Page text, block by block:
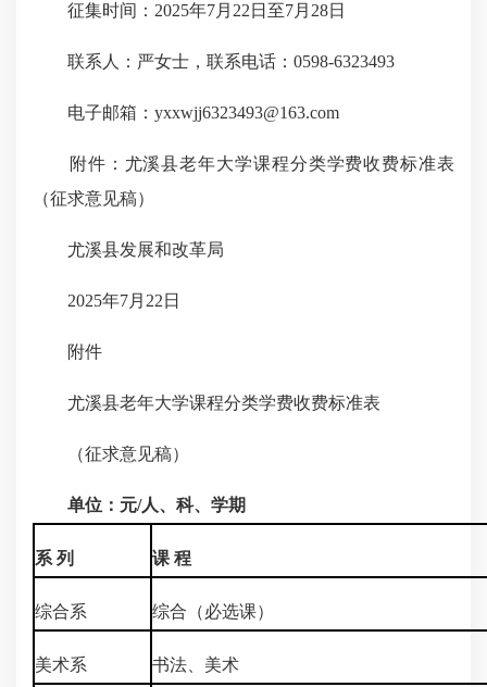
征集时间：2025年7月22日至7月28日
联系人：严女士，联系电话：0598-6323493
电子邮箱：yxxwjj6323493@163.com
附件：尤溪县老年大学课程分类学费收费标准表
（征求意见稿）
尤溪县发展和改革局
2025年7月22日
附件
尤溪县老年大学课程分类学费收费标准表
（征求意见稿）
单位：元/人、科、学期
系 列 课 程
综合系 综合（必选课）
美术系 书法、美术